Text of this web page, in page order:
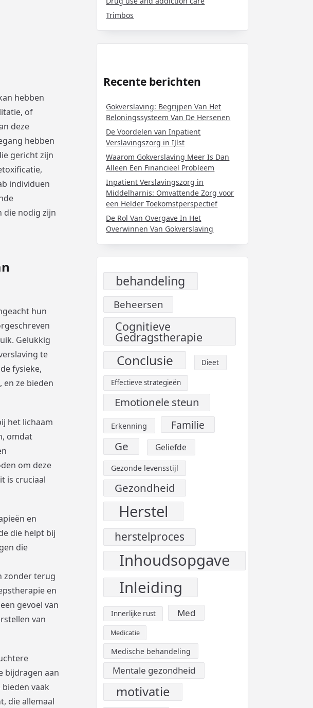
hebben
of
deze
hebben
gericht zijn
individuen
die nodig zijn
hun
Gelukkig
te
fysieke,
en ze bieden
het lichaam
omdat
om deze
is cruciaal
en
die helpt bij
die
zonder terug
en
gevoel van
van
bijdragen aan
vaak
die allemaal
Trimbos
Recente berichten
Gokverslaving: Begrijpen Van Het
Beloningssysteem Van De Hersenen
De Voordelen van Inpatient
Verslavingszorg in IJlst
Waarom Gokverslaving Meer Is Dan
Alleen Een Financieel Probleem
Inpatient Verslavingszorg in
Middelharnis: Omvattende Zorg voor
een Helder Toekomstperspectief
De Rol Van Overgave In Het
Overwinnen Van Gokverslaving
behandeling
Beheersen
Cognitieve
Gedragstherapie
Conclusie Dieet
Effectieve strategieën
Emotionele steun
Erkenning Familie
Ge Geliefde
Gezonde levensstijl
Gezondheid
Herstel
herstelproces
Inhoudsopgave
Inleiding
Innerlijke rust Med
Medicatie
Medische behandeling
Mentale gezondheid
motivatie